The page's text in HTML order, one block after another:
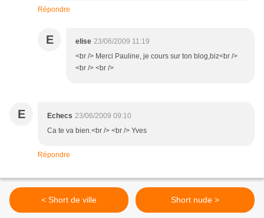
Répondre
E elise 23/06/2009 11:19
<br /> Merci Pauline, je cours sur ton blog,biz<br />
<br /> <br />
E Echecs 23/06/2009 09:10
Ca te va bien.<br /> <br /> Yves
Répondre
< Short de ville Short nude >